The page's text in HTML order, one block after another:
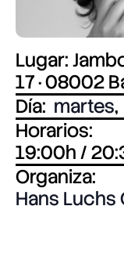
Lugar:
17 · 08002
Día: martes,
Horarios:
19:00h /
Organiza:
Hans Luchs